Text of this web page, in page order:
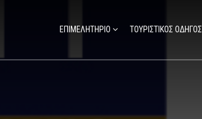
ΕΠΙΜΕΛΗΤΗΡΙΟ ΤΟΥΡΙΣΤΙΚΟΣ ΟΔΗΓΟΣ